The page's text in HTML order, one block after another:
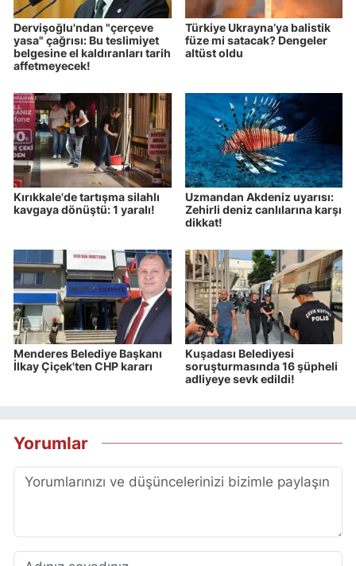
Dervişoğlu'ndan "çerçeve
yasa" çağrısı: Bu teslimiyet
belgesine el kaldıranları tarih
affetmeyecek!
Türkiye Ukrayna’ya balistik
füze mi satacak? Dengeler
altüst oldu
Kırıkkale'de tartışma silahlı
kavgaya dönüştü: 1 yaralı!
Uzmandan Akdeniz uyarısı:
Zehirli deniz canlılarına karşı
dikkat!
Menderes Belediye Başkanı
İlkay Çiçek'ten CHP kararı
Kuşadası Belediyesi
soruşturmasında 16 şüpheli
adliyeye sevk edildi!
Yorumlar